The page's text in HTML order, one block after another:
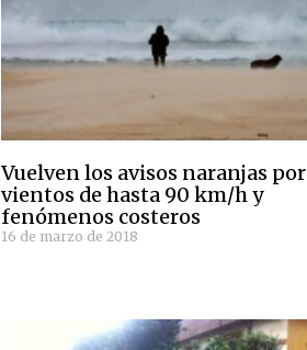
Vuelven los avisos naranjas por
vientos de hasta 90 km/h y
fenómenos costeros
16 de marzo de 2018